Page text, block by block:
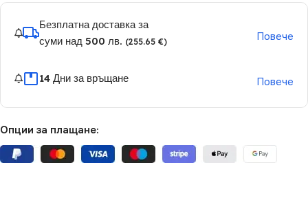
Безплатна доставка за
суми над 500 лв. (255.65 €) Повече
14 Дни за връщане Повече
Опции за плащане: